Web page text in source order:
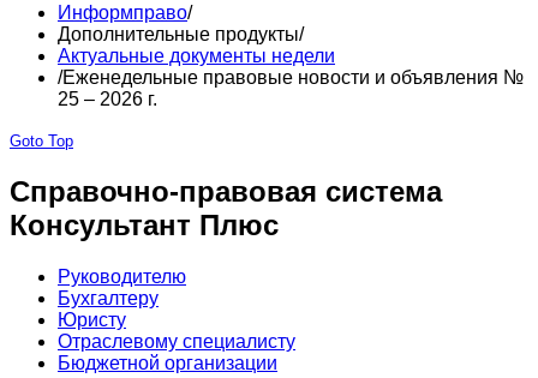
Информправо/
Дополнительные продукты/
Актуальные документы недели
/Еженедельные правовые новости и объявления №
25 – 2026 г.
Goto Top
Справочно-правовая система
Консультант Плюс
Руководителю
Бухгалтеру
Юристу
Отраслевому специалисту
Бюджетной организации